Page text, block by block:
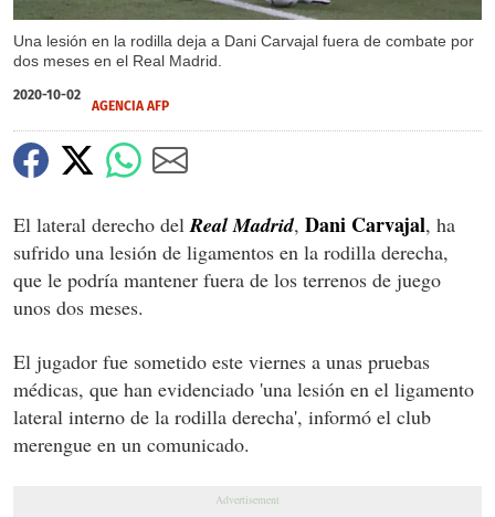
Una lesión en la rodilla deja a Dani Carvajal fuera de combate por
dos meses en el Real Madrid.
2020-10-02
AGENCIA AFP
El lateral derecho delReal Madrid, Dani Carvajal, ha
sufrido una lesión de ligamentos en la rodilla derecha,
que le podría mantener fuera de los terrenos de juego
unos dos meses.
El jugador fue sometido este viernes a unas pruebas
médicas, que han evidenciado 'una lesión en el ligamento
lateral interno de la rodilla derecha', informó el club
merengue en un comunicado.